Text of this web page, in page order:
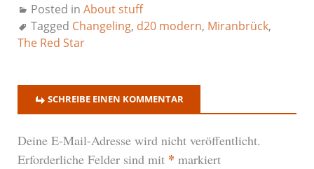
Posted in About stuff
Tagged Changeling, d20 modern, Miranbrück,
The Red Star
SCHREIBE EINEN KOMMENTAR
Deine E-Mail-Adresse wird nicht veröffentlicht.
Erforderliche Felder sind mit * markiert